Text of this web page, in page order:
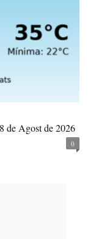
de Agost de 2026
0